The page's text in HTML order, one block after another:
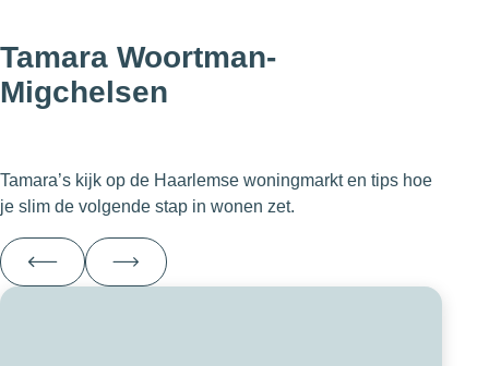
Tamara Woortman-
Migchelsen
Tamara’s kijk op de Haarlemse woningmarkt en tips hoe
je slim de volgende stap in wonen zet.